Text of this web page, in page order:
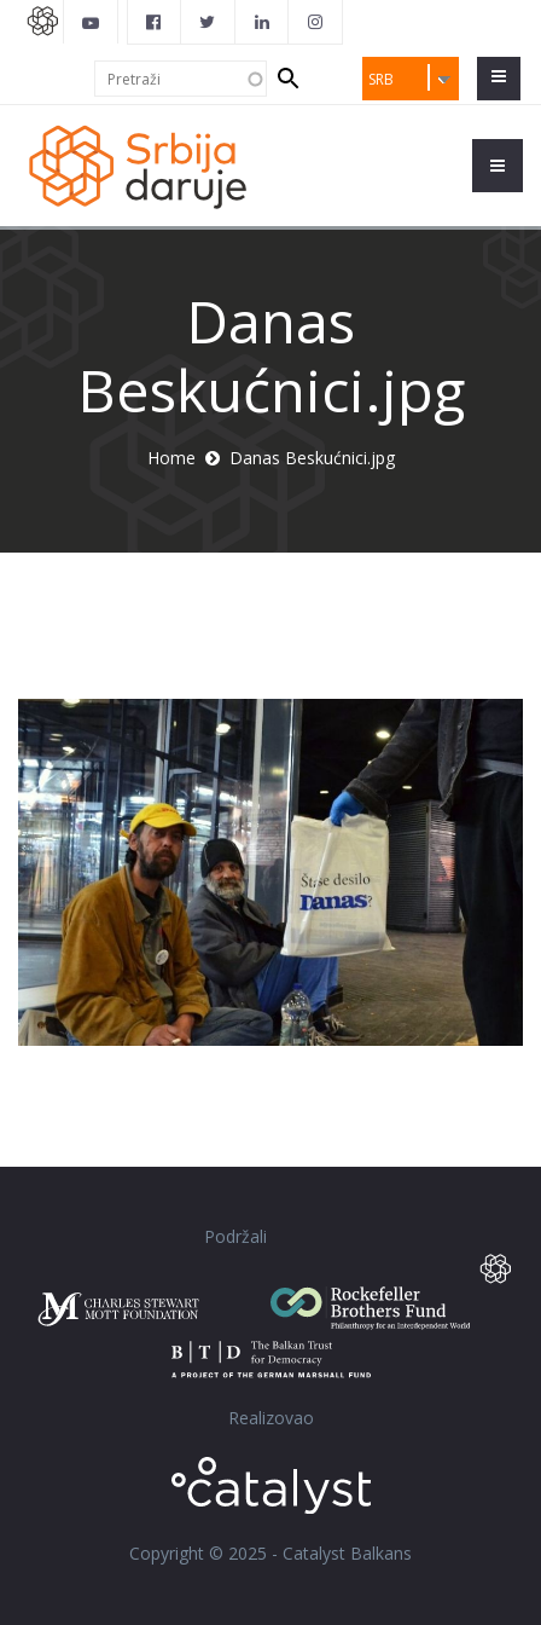
SRB
Search
form
Danas
Beskućnici.jpg
Home Danas Beskućnici.jpg
Podržali
Realizovao
Copyright © 2025 - Catalyst Balkans